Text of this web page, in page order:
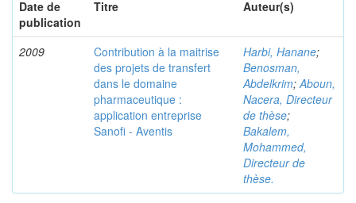
Date de
publication
Titre Auteur(s)
2009
Contribution à la maitrise
des projets de transfert
dans le domaine
pharmaceutique :
application entreprise
Sanofi - Aventis
Harbi, Hanane;
Benosman,
Abdelkrim;Aboun,
Nacera, Directeur
de thèse;
Bakalem,
Mohammed,
Directeur de
thèse.